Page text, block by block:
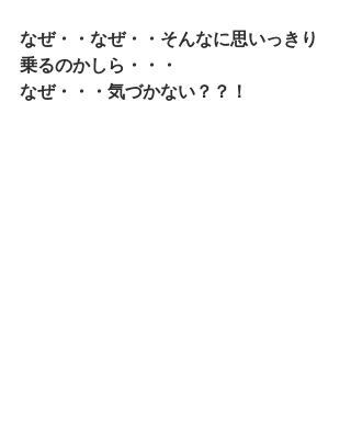
なぜ・・なぜ・・そんなに思いっきり
乗るのかしら・・・
なぜ・・・気づかない？？！